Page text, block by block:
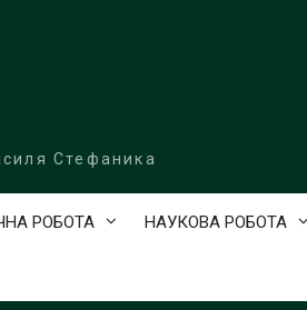
Стефаника
РОБОТА НАУКОВА РОБОТА